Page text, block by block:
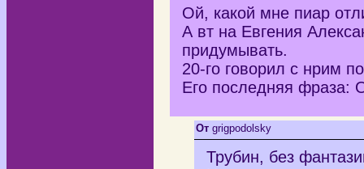
Ой, какой мне пиар
А вт на Евгения
придумывать.
20-го говорил с нрим
Его последняя фраза:
От grigpodolsky
Трубин, без